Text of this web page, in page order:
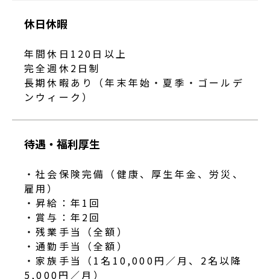
休日休暇
年間休日120日以上
完全週休2日制
長期休暇あり（年末年始・夏季・ゴールデ
ンウィーク）
待遇・福利厚生
・社会保険完備（健康、厚生年金、労災、
雇用）
・昇給：年1回
・賞与：年2回
・残業手当（全額）
・通勤手当（全額）
・家族手当（1名10,000円／月、2名以降
5,000円／月）